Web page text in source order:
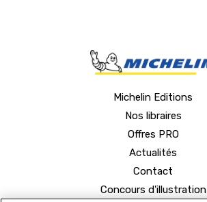
Michelin Editions
Nos libraires
Offres PRO
Actualités
Contact
Concours d'illustration